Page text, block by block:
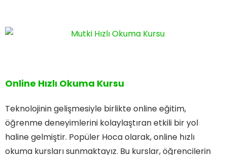
Online Hızlı Okuma Kursu
Teknolojinin gelişmesiyle birlikte online eğitim,
öğrenme deneyimlerini kolaylaştıran etkili bir yol
haline gelmiştir. Popüler Hoca olarak, online hızlı
okuma kursları sunmaktayız. Bu kurslar, öğrencilerin